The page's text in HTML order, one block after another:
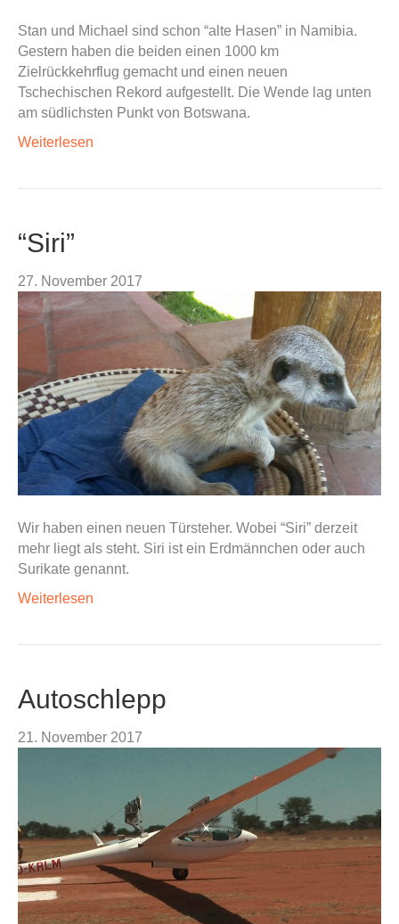
Stan und Michael sind schon “alte Hasen” in Namibia.
Gestern haben die beiden einen 1000 km
Zielrückkehrflug gemacht und einen neuen
Tschechischen Rekord aufgestellt. Die Wende lag unten
am südlichsten Punkt von Botswana.
Weiterlesen
“Siri”
27. November 2017
Wir haben einen neuen Türsteher. Wobei “Siri” derzeit
mehr liegt als steht. Siri ist ein Erdmännchen oder auch
Surikate genannt.
Weiterlesen
Autoschlepp
21. November 2017